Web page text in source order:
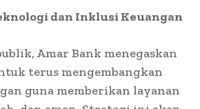
dan Inklusi Keuangan
Amar Bank menegaskan
terus mengembangkan
guna memberikan layanan